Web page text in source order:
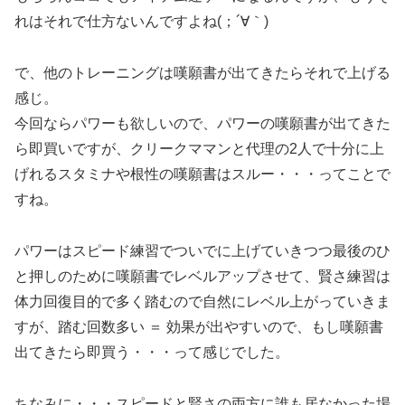
れはそれで仕方ないんですよね(；´∀｀)
で、他のトレーニングは嘆願書が出てきたらそれで上げる
感じ。
今回ならパワーも欲しいので、パワーの嘆願書が出てきた
ら即買いですが、クリークママンと代理の2人で十分に上
げれるスタミナや根性の嘆願書はスルー・・・ってことで
すね。
パワーはスピード練習でついでに上げていきつつ最後のひ
と押しのために嘆願書でレベルアップさせて、賢さ練習は
体力回復目的で多く踏むので自然にレベル上がっていきま
すが、踏む回数多い ＝ 効果が出やすいので、もし嘆願書
出てきたら即買う・・・って感じでした。